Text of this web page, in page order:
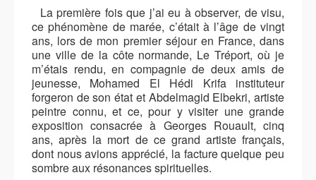
La première fois que j’ai eu à observer, de visu,
ce phénomène de marée, c’était à l’âge de vingt
ans, lors de mon premier séjour en France, dans
une ville de la côte normande, Le Tréport, où je
m’étais rendu, en compagnie de deux amis de
jeunesse, Mohamed El Hédi Krifa instituteur
forgeron de son état et Abdelmagid Elbekri, artiste
peintre connu, et ce, pour y visiter une grande
exposition consacrée à Georges Rouault, cinq
ans, après la mort de ce grand artiste français,
dont nous avions apprécié, la facture quelque peu
sombre aux résonances spirituelles.